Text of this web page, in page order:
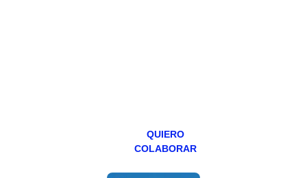
QUIERO
COLABORAR